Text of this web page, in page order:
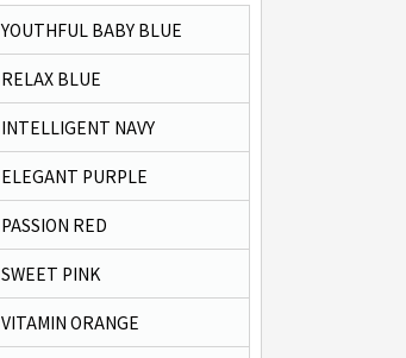
YOUTHFUL BABY BLUE
RELAX BLUE
INTELLIGENT NAVY
ELEGANT PURPLE
PASSION RED
SWEET PINK
VITAMIN ORANGE